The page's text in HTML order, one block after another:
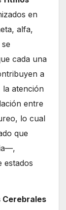
en
alfa,
cada una
a
la atención
entre
lo cual
que
estados
Cerebrales